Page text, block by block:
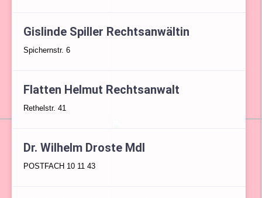
Gislinde Spiller Rechtsanwältin
Spichernstr. 6
Flatten Helmut Rechtsanwalt
Rethelstr. 41
Dr. Wilhelm Droste Mdl
POSTFACH 10 11 43